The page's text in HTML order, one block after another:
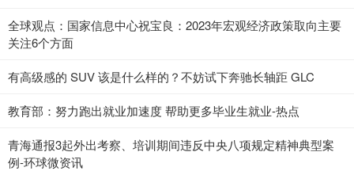
全球观点：国家信息中心祝宝良：2023年宏观经济政策取向主要
关注6个方面
有高级感的 SUV 该是什么样的？不妨试下奔驰长轴距 GLC
教育部：努力跑出就业加速度 帮助更多毕业生就业-热点
青海通报3起外出考察、培训期间违反中央八项规定精神典型案
例-环球微资讯